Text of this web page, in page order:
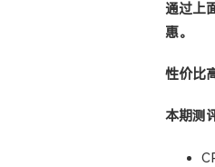
通过上
惠。
性价比
本期测